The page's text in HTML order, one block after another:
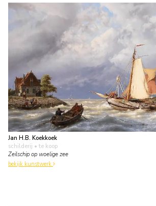
Jan H.B. Koekkoek
schilderij • te koop
Zeilschip op woelige zee
bekijk kunstwerk